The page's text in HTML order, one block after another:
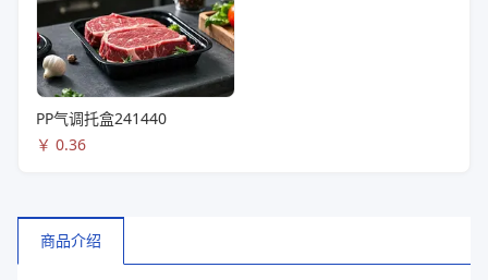
PP气调托盒241440
￥ 0.36
商品介绍